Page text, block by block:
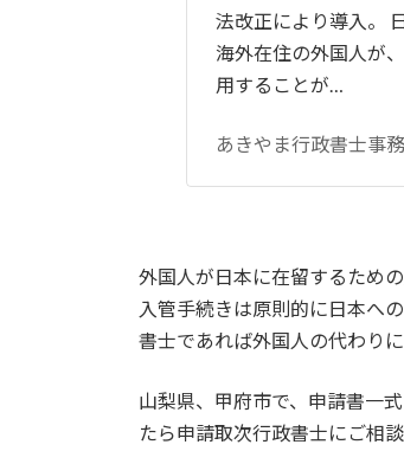
法改正により導入。
海外在住の外国人が
用することが…
あきやま行政書士事
外国人が日本に在留するため
入管手続きは原則的に日本へ
書士であれば外国人の代わり
山梨県、甲府市で、申請書一
たら申請取次行政書士にご相談